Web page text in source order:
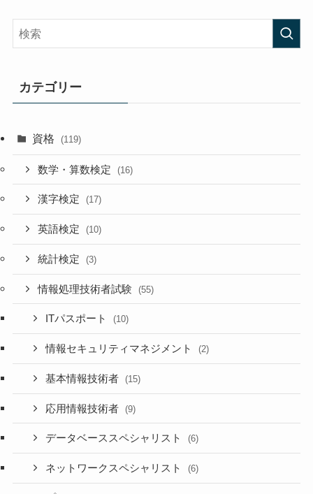
カテゴリー
資格 (119)
数学・算数検定 (16)
漢字検定 (17)
英語検定 (10)
統計検定 (3)
情報処理技術者試験 (55)
ITパスポート (10)
情報セキュリティマネジメント (2)
基本情報技術者 (15)
応用情報技術者 (9)
データベーススペシャリスト (6)
ネットワークスペシャリスト (6)